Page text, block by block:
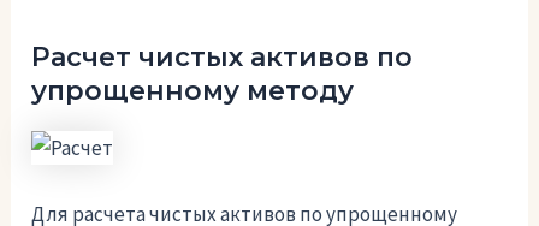
Расчет чистых активов по
упрощенному методу
Для расчета чистых активов по упрощенному